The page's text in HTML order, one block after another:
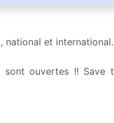
et international.
sont ouvertes !!